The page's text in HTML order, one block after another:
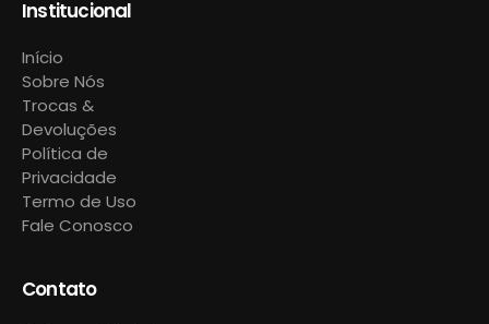
Institucional
Início
Sobre Nós
Trocas &
Devoluções
Política de
Privacidade
Termo de Uso
Fale Conosco
Contato